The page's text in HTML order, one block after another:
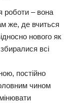
роботи – вона
же, де вчиться
нового як
всі
постійно
чином